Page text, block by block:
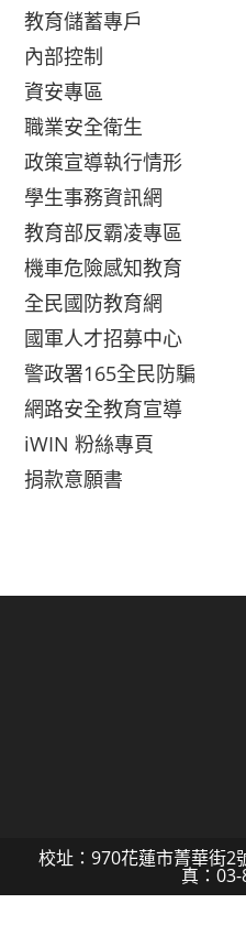
教育儲蓄專戶
內部控制
資安專區
職業安全衛生
政策宣導執行情形
學生事務資訊網
教育部反霸凌專區
機車危險感知教育
全民國防教育網
國軍人才招募中心
警政署165全民防騙
網路安全教育宣導
iWIN 粉絲專頁
捐款意願書
校址：970花蓮市菁華
真：